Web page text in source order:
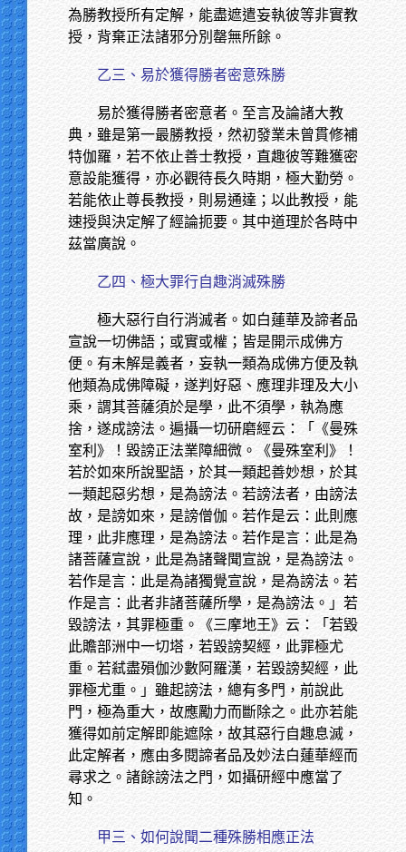
為勝教授所有定解，能盡遮遣妄執彼等非實教
授，背棄正法諸邪分別罄無所餘。
乙三、易於獲得勝者密意殊勝
易於獲得勝者密意者。至言及論諸大教
典，雖是第一最勝教授，然初發業未曾貫修補
特伽羅，若不依止善士教授，直趣彼等難獲密
意設能獲得，亦必觀待長久時期，極大勤勞。
若能依止尊長教授，則易通達；以此教授，能
速授與決定解了經論扼要。其中道理於各時中
茲當廣說。
乙四、極大罪行自趣消滅殊勝
極大惡行自行消滅者。如白蓮華及諦者品
宣說一切佛語；或實或權；皆是開示成佛方
便。有未解是義者，妄執一類為成佛方便及執
他類為成佛障礙，遂判好惡、應理非理及大小
乘，謂其菩薩須於是學，此不須學，執為應
捨，遂成謗法。遍攝一切研磨經云：「《曼殊
室利》！毀謗正法業障細微。《曼殊室利》！
若於如來所說聖語，於其一類起善妙想，於其
一類起惡劣想，是為謗法。若謗法者，由謗法
故，是謗如來，是謗僧伽。若作是云：此則應
理，此非應理，是為謗法。若作是言：此是為
諸菩薩宣說，此是為諸聲聞宣說，是為謗法。
若作是言：此是為諸獨覺宣說，是為謗法。若
作是言：此者非諸菩薩所學，是為謗法。」若
毀謗法，其罪極重。《三摩地王》云：「若毀
此贍部洲中一切塔，若毀謗契經，此罪極尤
重。若弒盡殞伽沙數阿羅漢，若毀謗契經，此
罪極尤重。」雖起謗法，總有多門，前說此
門，極為重大，故應勵力而斷除之。此亦若能
獲得如前定解即能遮除，故其惡行自趣息滅，
此定解者，應由多閱諦者品及妙法白蓮華經而
尋求之。諸餘謗法之門，如攝研經中應當了
知。
甲三、如何說聞二種殊勝相應正法